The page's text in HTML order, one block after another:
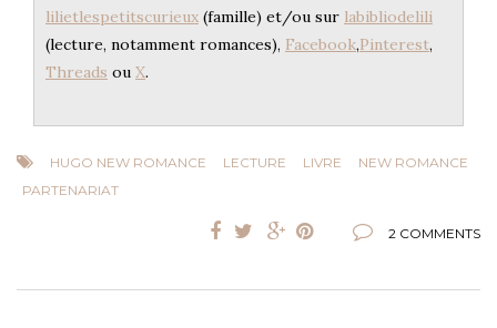
lilietlespetitscurieux (famille) et/ou sur labibliodelili
(lecture, notamment romances), Facebook,Pinterest,
Threads ou X.
HUGO NEW ROMANCE LECTURE LIVRE
NEW ROMANCE
PARTENARIAT
2 COMMENTS